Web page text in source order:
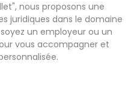
nous proposons une
juridiques dans le domaine
un employeur ou un
vous accompagner et